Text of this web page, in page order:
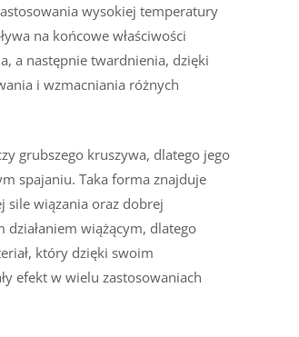
wysokiej temperatury
na końcowe właściwości
a następnie twardnienia, dzięki
i wzmacniania różnych
grubszego kruszywa, dlatego jego
spajaniu. Taka forma znajduje
sile wiązania oraz dobrej
działaniem wiążącym, dlatego
który dzięki swoim
efekt w wielu zastosowaniach